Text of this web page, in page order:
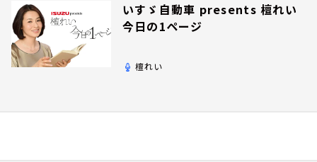
いすゞ自動車 presents 檀れい
今日の1ページ
檀れい